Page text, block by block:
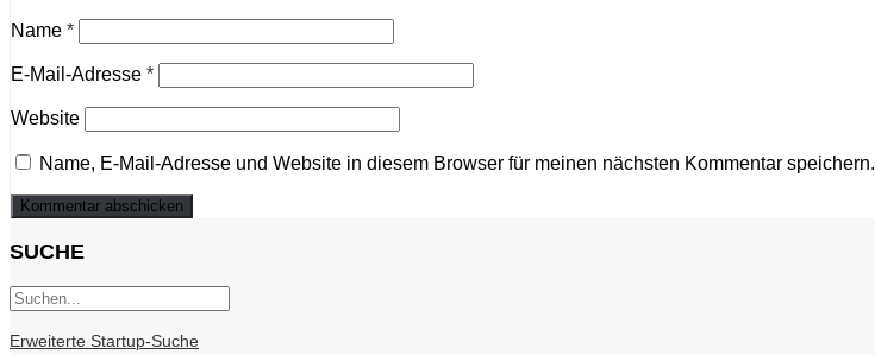
Name *
E-Mail-Adresse *
Website
Name, E-Mail-Adresse und Website in diesem Browser für meinen nächsten Kommentar speichern.
SUCHE
Erweiterte Startup-Suche